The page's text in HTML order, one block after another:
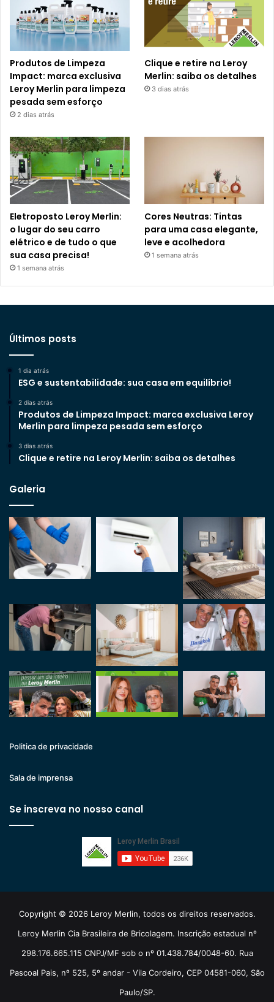
Produtos de Limpeza
Impact: marca exclusiva
Leroy Merlin para limpeza
pesada sem esforço
2 dias atrás
Clique e retire na Leroy
Merlin: saiba os detalhes
3 dias atrás
Eletroposto Leroy Merlin:
o lugar do seu carro
elétrico e de tudo o que
sua casa precisa!
1 semana atrás
Cores Neutras: Tintas
para uma casa elegante,
leve e acolhedora
1 semana atrás
Últimos posts
1 dia atrás
ESG e sustentabilidade: sua casa em equilíbrio!
2 dias atrás
Produtos de Limpeza Impact: marca exclusiva Leroy
Merlin para limpeza pesada sem esforço
3 dias atrás
Clique e retire na Leroy Merlin: saiba os detalhes
Galeria
Politica de privacidade
Sala de imprensa
Se inscreva no nosso canal
Copyright © 2026 Leroy Merlin, todos os direitos reservados.
Leroy Merlin Cia Brasileira de Bricolagem. Inscrição estadual nº
298.176.665.115 CNPJ/MF sob o nº 01.438.784/0048-60. Rua
Pascoal Pais, nº 525, 5º andar - Vila Cordeiro, CEP 04581-060, São
Paulo/SP.